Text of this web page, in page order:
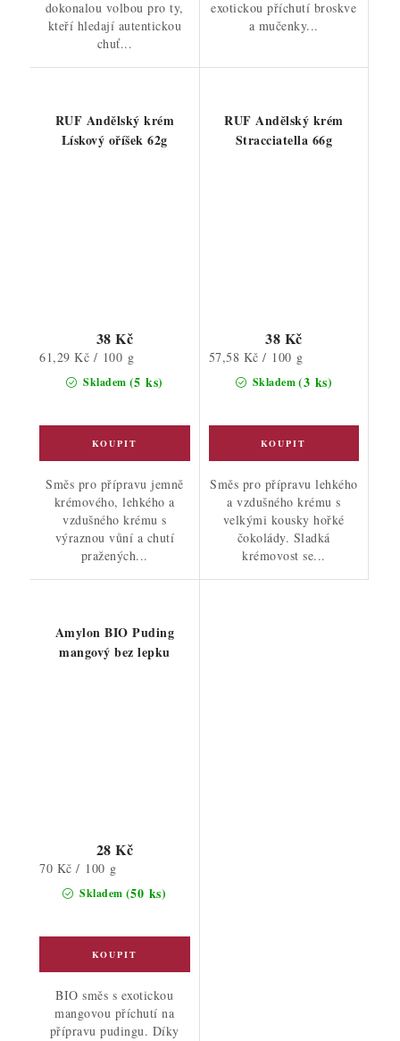
dokonalou volbou pro ty,
kteří hledají autentickou
chuť...
exotickou příchutí broskve
a mučenky...
RUF Andělský krém
Lískový oříšek 62g
Skladem (5 ks)
38 Kč
Měrná
61,29 Kč / 100 g
Směs pro přípravu jemně
krémového, lehkého a
vzdušného krému s
výraznou vůní a chutí
pražených...
RUF Andělský krém
Stracciatella 66g
Skladem(3 ks)
38 Kč
Měrná
57,58 Kč / 100 g
Směs pro přípravu lehkého
a vzdušného krému s
velkými kousky hořké
čokolády. Sladká
krémovost se...
Amylon BIO Puding
mangový bez lepku
Skladem (50 ks)
28 Kč
Měrná
cena:
70 Kč / 100 g
BIO směs s exotickou
mangovou příchutí na
přípravu pudingu. Díky